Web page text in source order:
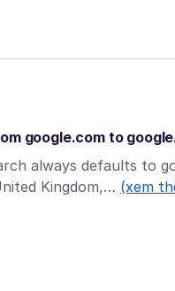
google.com to
always defaults to
Kingdom,… (xem